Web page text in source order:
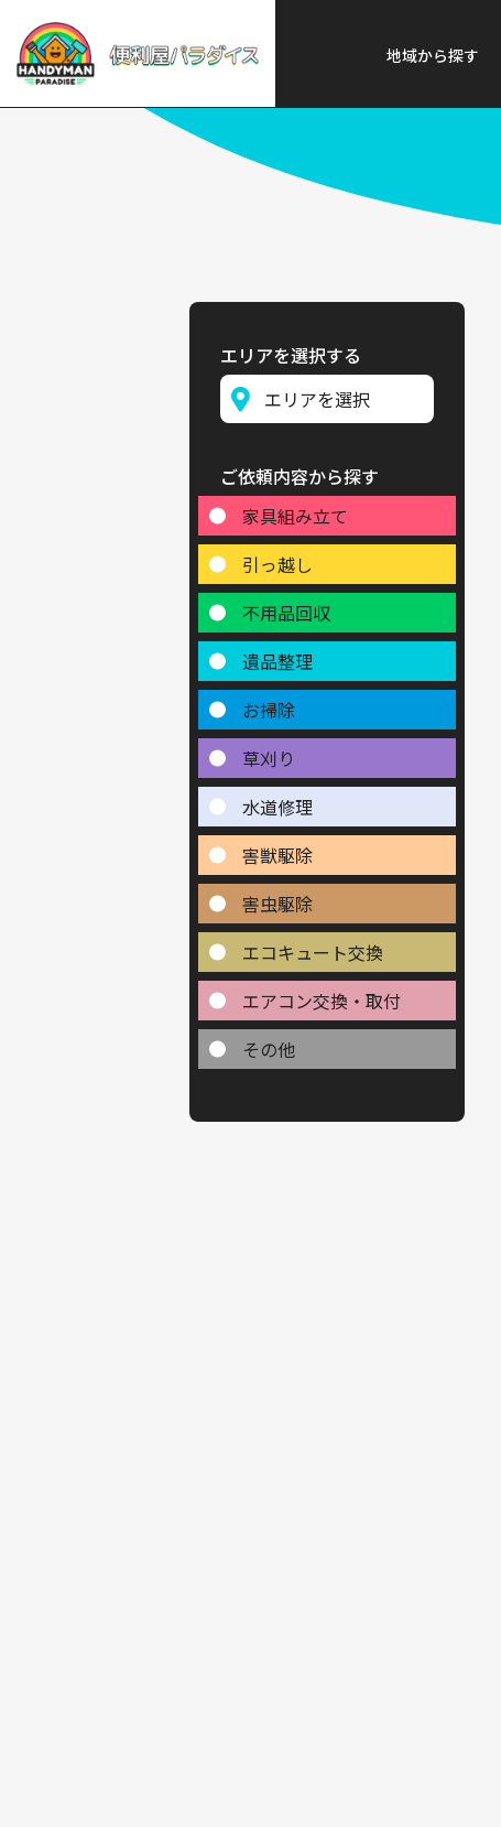
地域から探す
エリアを選択する
ご依頼内容から探す
家具組み立て
引っ越し
不用品回収
遺品整理
お掃除
草刈り
水道修理
害獣駆除
害虫駆除
エコキュート交換
エアコン交換・取付
その他